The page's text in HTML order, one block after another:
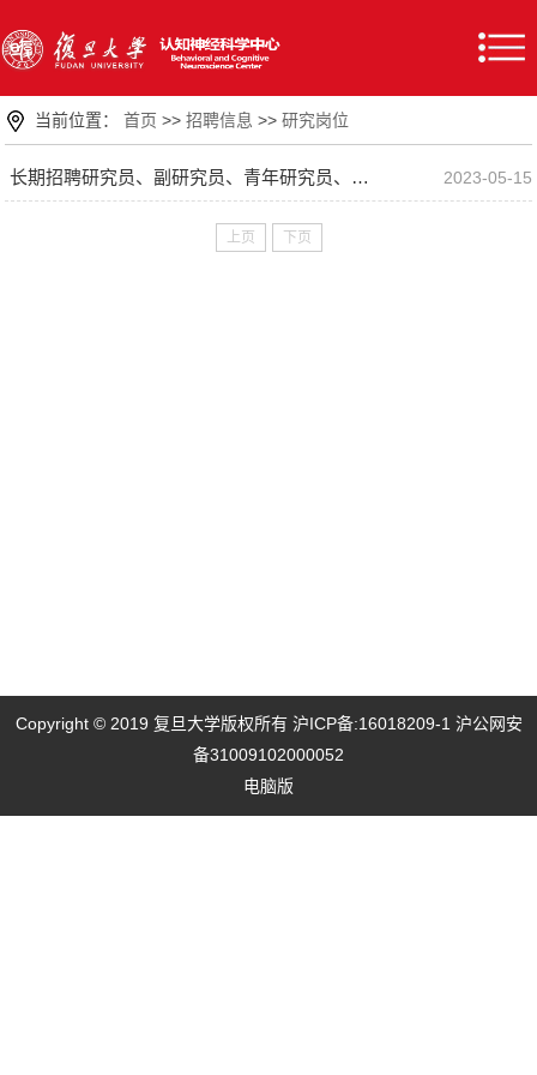
当前位置：首页 >>招聘信息 >>研究岗位
2023-05-15
长期招聘研究员、副研究员、青年研究员、青年副研究员
上页 下页
Copyright © 2019 复旦大学版权所有 沪ICP备:16018209-1 沪公网安
备31009102000052
电脑版